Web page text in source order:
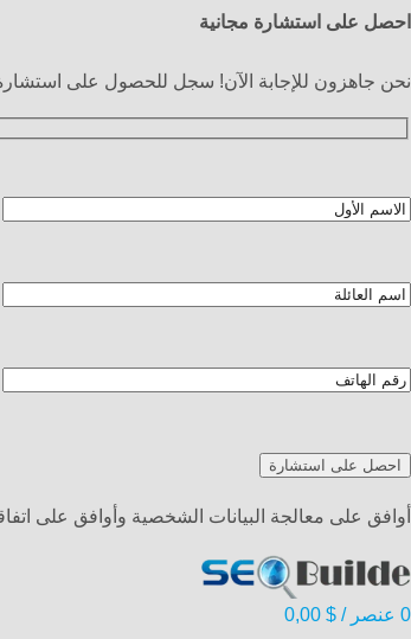
احصل على استشارة مجانية
نحن جاهزون للإجابة الآن! سجل للحصول على
أوافق على معالجة البيانات الشخصية وأوافق على
0 عنصر /
0,00 $